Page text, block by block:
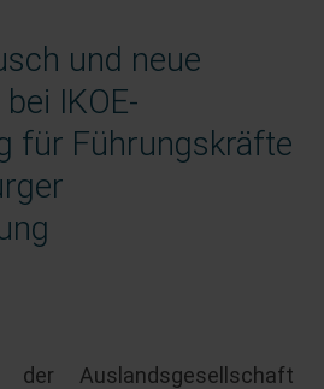
und neue
IKOE-
für Führungskräfte
der Auslandsgesellschaft